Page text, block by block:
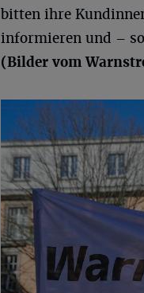
bitten ihre
informieren und –
(Bilder vom